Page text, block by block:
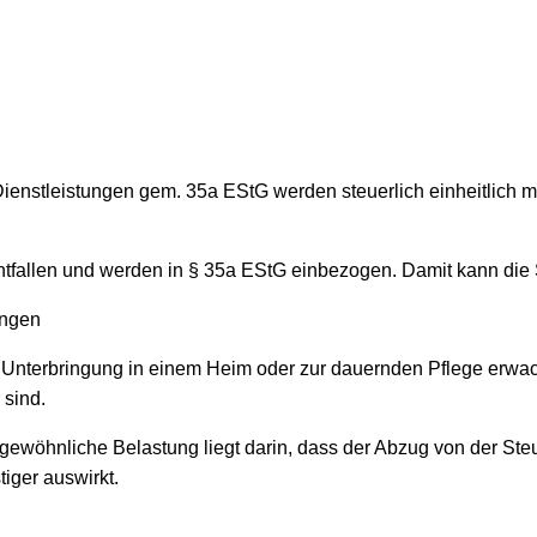
gem. 35a EStG werden steuerlich einheitlich
und werden in § 35a EStG einbezogen. Damit kann
in einem Heim oder zur dauernden Pflege
sind.
Belastung liegt darin, dass der Abzug von der
auswirkt.